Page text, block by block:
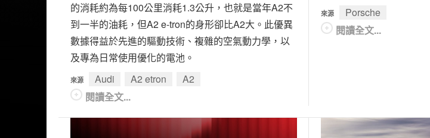
的消耗約為每100公里消耗1.3公升，也就是當年A2不
到一半的油耗，但A2 e-tron的身形卻比A2大。此優異
數據得益於先進的驅動技術、複雜的空氣動力學，以
及專為日常使用優化的電池。
來源 Audi A2 etron
A2
閱讀全文...
來源
Porsche
閱讀全文...